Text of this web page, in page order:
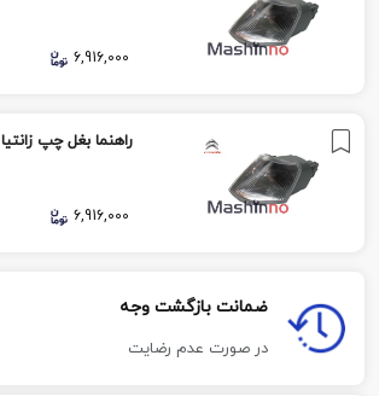
6,916,000
راهنما بغل چپ زانتیا
6,916,000
ضمانت بازگشت وجه
در صورت عدم رضایت